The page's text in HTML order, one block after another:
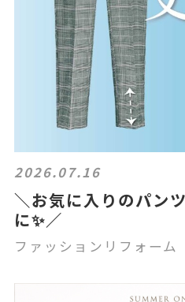
2026.07.16
＼お気に入りのパン
に✨／
ファッションリフォーム